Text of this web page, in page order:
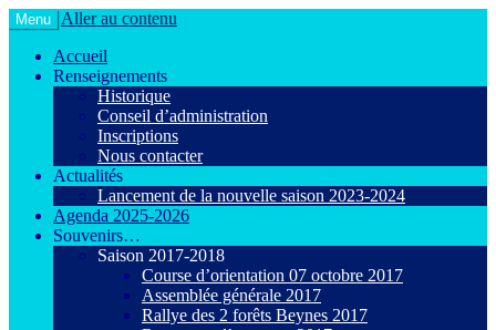
Agiot VTT Maurepas
Le VTT loisir en toute convivialité !
Menu
Aller au contenu
Accueil
Renseignements
Historique
Conseil d’administration
Inscriptions
Nous contacter
Actualités
Lancement de la nouvelle saison 2023-2024
Agenda 2025-2026
Souvenirs…
Saison 2017-2018
Course d’orientation 07 octobre 2017
Assemblée générale 2017
Rallye des 2 forêts Beynes 2017